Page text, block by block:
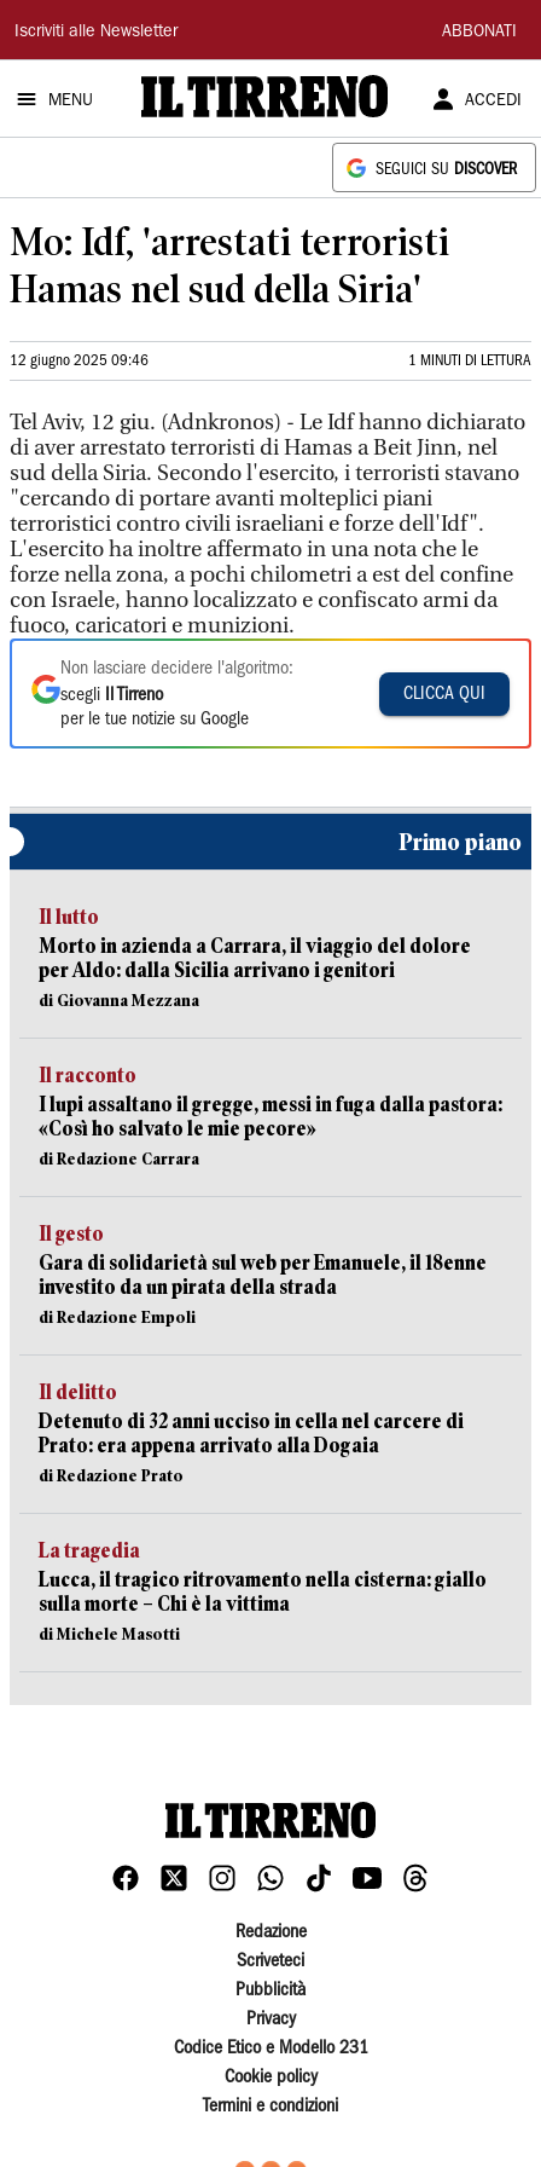
Il
Tirreno
Iscriviti alle Newsletter ABBONATI
MENU ACCEDI
SEGUICI SU DISCOVER
Mo: Idf, 'arrestati terroristi
Hamas nel sud della Siria'
12 giugno 2025 09:46 1 MINUTI DI LETTURA
Tel Aviv, 12 giu. (Adnkronos) - Le Idf hanno dichiarato
di aver arrestato terroristi di Hamas a Beit Jinn, nel
sud della Siria. Secondo l'esercito, i terroristi stavano
"cercando di portare avanti molteplici piani
terroristici contro civili israeliani e forze dell'Idf".
L'esercito ha inoltre affermato in una nota che le
forze nella zona, a pochi chilometri a est del confine
con Israele, hanno localizzato e confiscato armi da
fuoco, caricatori e munizioni.
Non lasciare decidere l'algoritmo:
scegli
Il Tirreno
per le tue notizie su Google
CLICCA QUI
Primo piano
Il lutto
Morto in azienda a Carrara, il viaggio del dolore
per Aldo: dalla Sicilia arrivano i genitori
di Giovanna Mezzana
Il racconto
I lupi assaltano il gregge, messi in fuga dalla pastora:
«Così ho salvato le mie pecore»
di Redazione Carrara
Il gesto
Gara di solidarietà sul web per Emanuele, il 18enne
investito da un pirata della strada
di Redazione Empoli
Il delitto
Detenuto di 32 anni ucciso in cella nel carcere di
Prato: era appena arrivato alla Dogaia
di Redazione Prato
La tragedia
Lucca, il tragico ritrovamento nella cisterna: giallo
sulla morte – Chi è la vittima
di Michele Masotti
Redazione
Scriveteci
Pubblicità
Privacy
Codice Etico e Modello 231
Cookie policy
Termini e condizioni